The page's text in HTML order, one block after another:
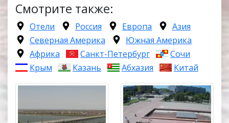
Смотрите также:
Отели Россия Европа
Азия
Северная Америка
Южная Америка
Африка
Санкт-Петербург
Сочи
Крым
Казань Абхазия Китай